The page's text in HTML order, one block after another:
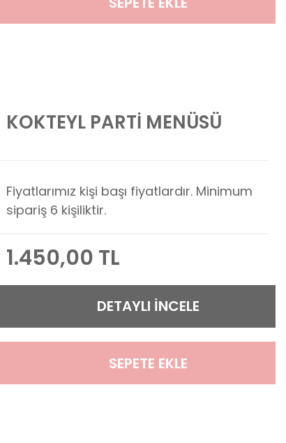
KOKTEYL PARTİ MENÜSÜ
Fiyatlarımız kişi başı fiyatlardır. Minimum
sipariş 6 kişiliktir.
1.450,00 TL
DETAYLI İNCELE
SEPETE EKLE